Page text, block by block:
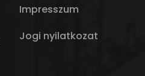
Impresszum
Jogi nyilatkozat